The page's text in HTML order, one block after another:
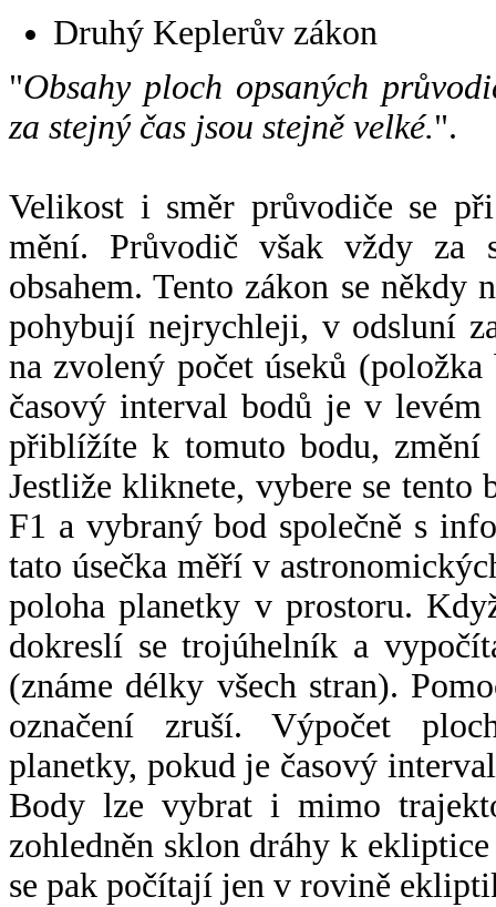
Druhý Keplerův zákon
"Obsahy ploch opsaných
za stejný čas jsou stejně velké.".
Velikost i směr průvodiče se
mění. Průvodič však vždy za
obsahem. Tento zákon se někdy
pohybují nejrychleji, v odsluní
na zvolený počet úseků
časový interval bodů je v
přiblížíte k tomuto bodu,
Jestliže kliknete, vybere se tento
F1 a vybraný bod společně s
tato úsečka měří v
poloha planetky v prostoru.
dokreslí se trojúhelník a
(známe délky všech stran).
označení zruší. Výpočet
planetky, pokud je časový
Body lze vybrat i mimo
zohledněn sklon dráhy k
se pak počítají jen v rovině